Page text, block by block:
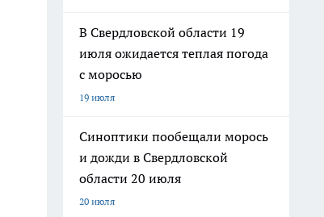
В Свердловской области 19
июля ожидается теплая погода
с моросью
19 июля
Синоптики пообещали морось
и дожди в Свердловской
области 20 июля
20 июля